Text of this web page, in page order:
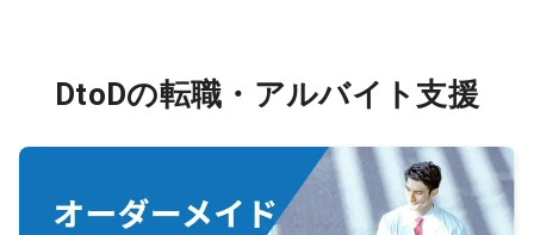
DtoDの転職・アルバイト支援